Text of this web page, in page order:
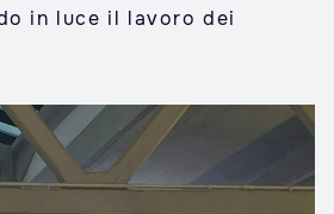
in luce il lavoro dei